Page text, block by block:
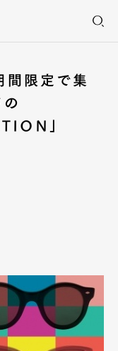
間限定で集
」